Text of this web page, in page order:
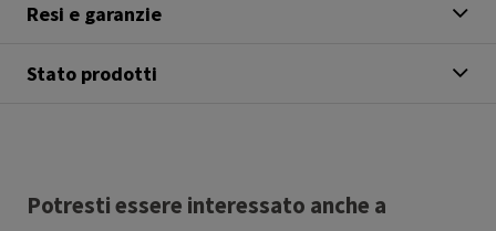
Resi e garanzie
Stato prodotti
Potresti essere interessato anche a